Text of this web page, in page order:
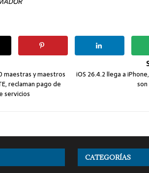
maestras y maestros
reclaman pago de
servicios
iOS 26.4.2 llega a
CATEGORÍAS